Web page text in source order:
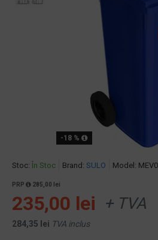
-18 %
Stoc: În Stoc Brand: SULO Model:
PRP 285,00 lei
235,00 lei + TVA
284,35 lei TVA inclus